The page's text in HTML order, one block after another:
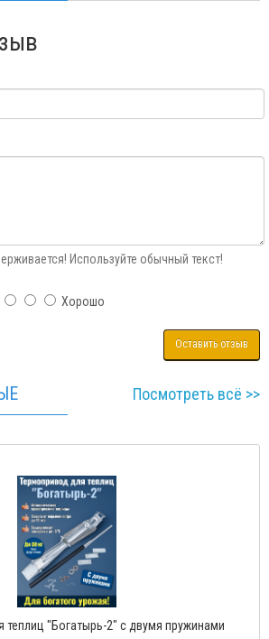
Используйте обычный текст!
Хорошо
Оставить отзыв
Посмотреть всё >>
для теплиц "Богатырь-Д" с